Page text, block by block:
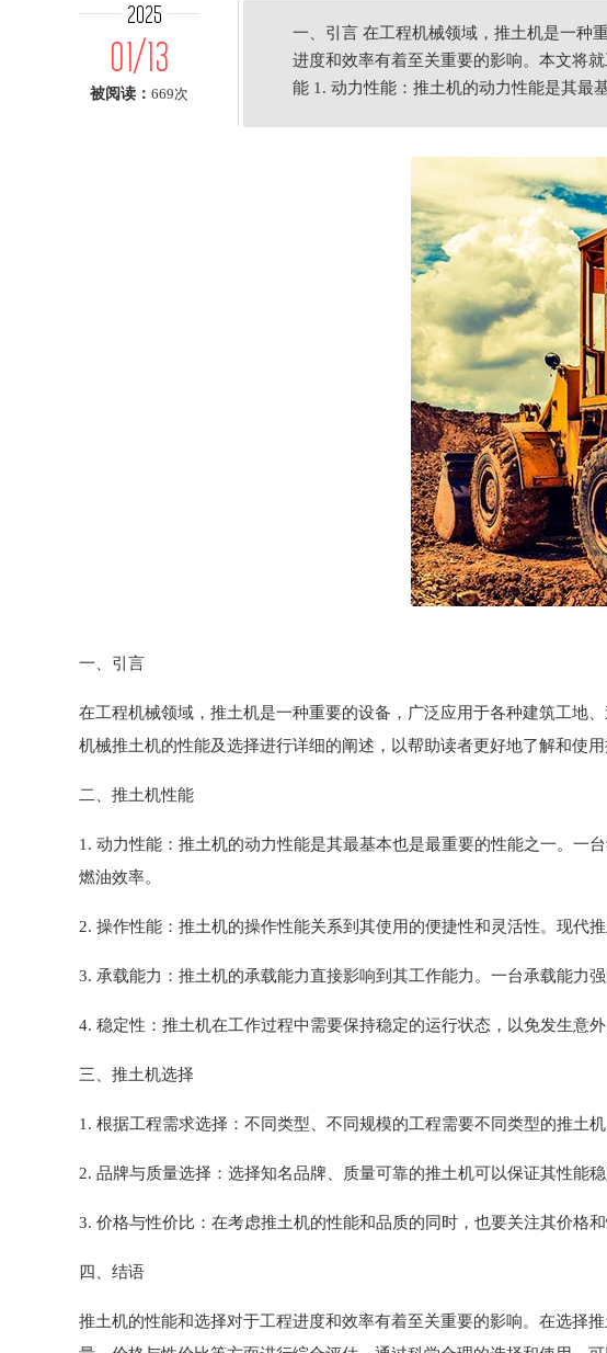
2025
01/13
被阅读： 669次
一、引言 在工程机械领域，推土机是一种
进度和效率有着至关重要的影响。本文将
能 1. 动力性能：推土机的动力性能是其最
一、引言
在工程机械领域，推土机是一种重要的设备，广泛应用于各种建筑工地
机械推土机的性能及选择进行详细的阐述，以帮助读者更好地了解和使用
二、推土机性能
1. 动力性能：推土机的动力性能是其最基本也是最重要的性能之一。一
燃油效率。
2. 操作性能：推土机的操作性能关系到其使用的便捷性和灵活性。现代
3. 承载能力：推土机的承载能力直接影响到其工作能力。一台承载能力
4. 稳定性：推土机在工作过程中需要保持稳定的运行状态，以免发生意
三、推土机选择
1. 根据工程需求选择：不同类型、不同规模的工程需要不同类型的推土
2. 品牌与质量选择：选择知名品牌、质量可靠的推土机可以保证其性能
3. 价格与性价比：在考虑推土机的性能和品质的同时，也要关注其价格
四、结语
推土机的性能和选择对于工程进度和效率有着至关重要的影响。在选择